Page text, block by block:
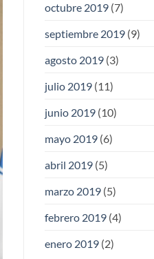
octubre 2019(7)
septiembre 2019(9)
agosto 2019(3)
julio 2019(11)
junio 2019(10)
mayo 2019(6)
abril 2019(5)
marzo 2019(5)
febrero 2019(4)
enero 2019(2)